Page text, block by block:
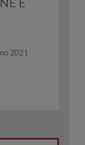
2021